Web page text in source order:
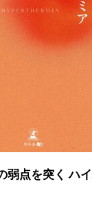
弱点を突く ハ